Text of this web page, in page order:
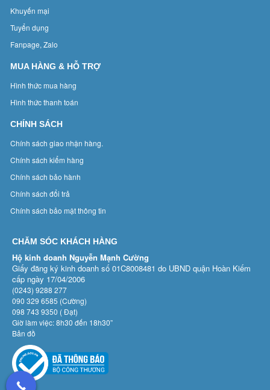
Khuyến mại
Tuyển dụng
Fanpage, Zalo
MUA HÀNG & HỖ TRỢ
Hình thức mua hàng
Hình thức thanh toán
CHÍNH SÁCH
Chính sách giao nhận hàng.
Chính sách kiểm hàng
Chính sách bảo hành
Chính sách đổi trả
Chính sách bảo mật thông tin
CHĂM SÓC KHÁCH HÀNG
Hộ kinh doanh Nguyễn Mạnh Cường
Giấy đăng ký kinh doanh số 01C8008481 do UBND quận Hoàn Kiếm
cấp ngày 17/04/2006
(0243) 9288 277
090 329 6585 (Cường)
098 743 9350 ( Đạt)
Giờ làm việc: 8h30 đến 18h30”
Bản đồ